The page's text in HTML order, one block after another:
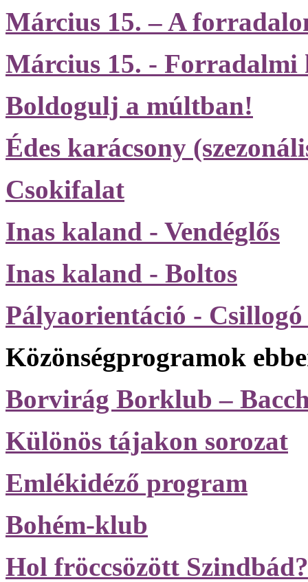
Március 15. – A
Március 15. - Forradalmi
Boldogulj a múltban!
Édes karácsony
Csokifalat
Inas kaland - Vendéglős
Inas kaland - Boltos
Pályaorientáció -
Közönségprogramok
Borvirág Borklub –
Különös tájakon sorozat
Emlékidéző program
Bohém-klub
Hol fröccsözött